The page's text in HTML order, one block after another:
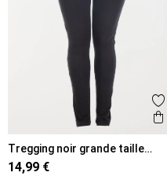
Tregging noir grande taille
femme
14,99 €